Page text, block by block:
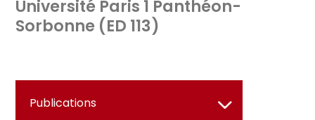
Université Paris 1 Panthéon-
Sorbonne (ED 113)
Publications